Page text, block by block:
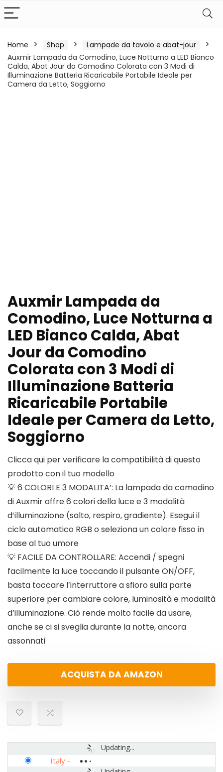
Home Shop
Lampade da tavolo e abat-jour
Auxmir Lampada da Comodino, Luce Notturna a LED Bianco
Calda, Abat Jour da Comodino Colorata con 3 Modi di
Illuminazione Batteria Ricaricabile Portabile Ideale per
Camera da Letto, Soggiorno
Auxmir Lampada da
Comodino, Luce Notturna a
LED Bianco Calda, Abat
Jour da Comodino
Colorata con 3 Modi di
Illuminazione Batteria
Ricaricabile Portabile
Ideale per Camera da Letto,
Soggiorno
Clicca qui per verificare la compatibilità di questo
prodotto con il tuo modello
💡 6 COLORI E 3 MODALITA’: La lampada da comodino
di Auxmir offre 6 colori della luce e 3 modalità
d’illuminazione (salto, respiro, gradiente). Esegui il
ciclo automatico RGB o seleziona un colore fisso in
base al tuo umore
💡 FACILE DA CONTROLLARE: Accendi / spegni
facilmente la luce toccando il pulsante ON/OFF,
basta toccare l’interruttore a sfioro sulla parte
superiore per cambiare colore, luminosità e modalità
d’illuminazione. Ciò rende molto facile da usare,
anche se ci si sveglia durante la notte, ancora
assonnati
ACQUISTA DA AMAZON
Updating...
Italy -